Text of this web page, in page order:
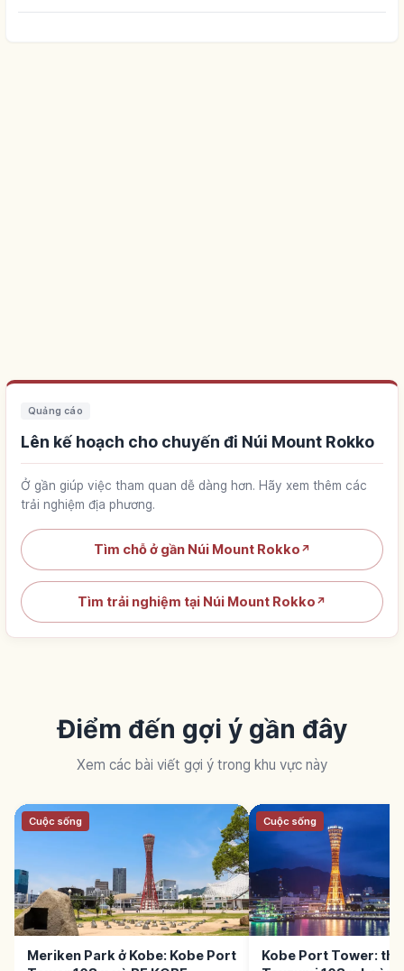
Quảng cáo
Lên kế hoạch cho chuyến đi Núi Mount Rokko
Ở gần giúp việc tham quan dễ dàng hơn. Hãy xem thêm các
trải nghiệm địa phương.
Tìm chỗ ở gần Núi Mount Rokko ↗
Tìm trải nghiệm tại Núi Mount Rokko ↗
Điểm đến gợi ý gần đây
Xem các bài viết gợi ý trong khu vực này
Cuộc sống
Meriken Park ở Kobe: Kobe Port
Cuộc sống
Kobe Port Tower: